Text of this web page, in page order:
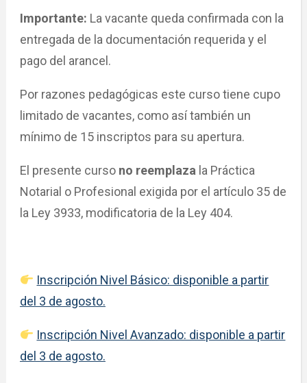
Importante: La vacante queda confirmada con la
entregada de la documentación requerida y el
pago del arancel.
Por razones pedagógicas este curso tiene cupo
limitado de vacantes, como así también un
mínimo de 15 inscriptos para su apertura.
El presente curso no reemplaza la Práctica
Notarial o Profesional exigida por el artículo 35 de
la Ley 3933, modificatoria de la Ley 404.
Inscripción Nivel Básico: disponible a partir
del 3 de agosto.
Inscripción Nivel Avanzado: disponible a partir
del 3 de agosto.